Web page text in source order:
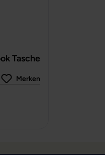
Tasche
0 von 5 Sternen
Merken